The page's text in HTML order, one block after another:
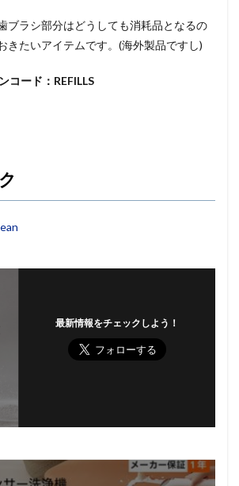
ブラシ部分はどうしても消耗品となるの
きたいアイテムです。(海外製品ですし)
コード：REFILLS
最新情報をチェックしよう！